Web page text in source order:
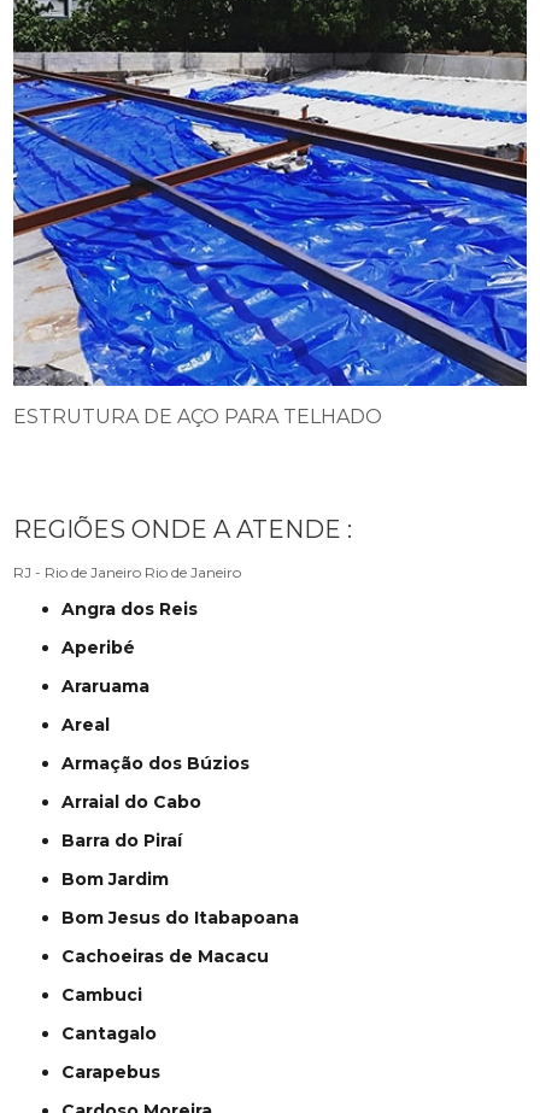
ESTRUTURA DE AÇO PARA TELHADO
REGIÕES ONDE A ATENDE :
RJ - Rio de Janeiro Rio de Janeiro
Angra dos Reis
Aperibé
Araruama
Areal
Armação dos Búzios
Arraial do Cabo
Barra do Piraí
Bom Jardim
Bom Jesus do Itabapoana
Cachoeiras de Macacu
Cambuci
Cantagalo
Carapebus